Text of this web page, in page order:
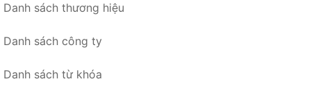
Danh sách thương hiệu
Danh sách công ty
Danh sách từ khóa